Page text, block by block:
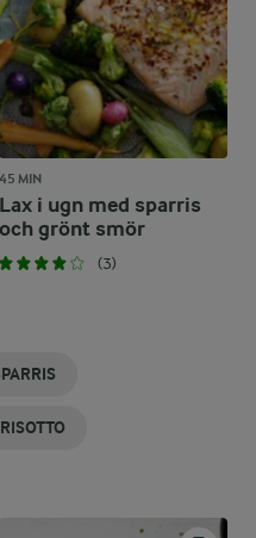
45 MIN
Lax i ugn med sparris
och grönt smör
(3)